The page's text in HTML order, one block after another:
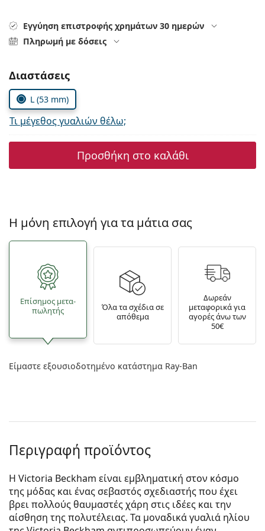
Prada
Εγγύηση επιστροφής χρημάτων 30 ημερών
Πληρωμή με δόσεις
Συμπληρώστε τις παράμετρους
Διαστάσεις
L (53 mm)
Τι μέγεθος γυαλιών θέλω;
Προσθήκη στο καλάθι
Η μόνη επιλογή για τα μάτια σας
Επίσημος μετα­
πωλητής
Όλα τα σχέδια σε
απόθεμα
Δωρεάν
μεταφορικά για
αγορές άνω των
50€
Είμαστε εξουσιοδοτημένο κατάστημα Ray-Ban
Περιγραφή προϊόντος
Η Victoria Beckham είναι εμβληματική στον κόσμο
της μόδας και ένας σεβαστός σχεδιαστής που έχει
βρει πολλούς θαυμαστές χάρη στις ιδέες και την
αίσθηση της πολυτέλειας. Τα μοναδικά γυαλιά ηλίου